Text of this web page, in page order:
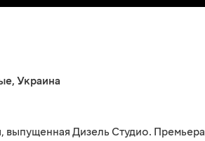
, Украина
выпущенная Дизель Студио. Премьера